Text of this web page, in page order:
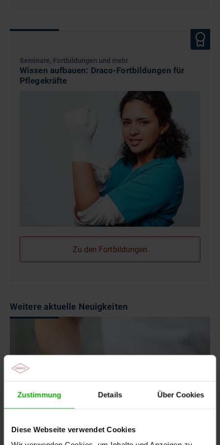
Zustimmung Details Über Cookies
Diese Webseite verwendet Cookies
Seminare, Fortbildungen und mehr
Wissen aufbauen: Draco-Fortbildungen für
Pflegekräfte
Zu den Fortbildungen
Weitere aktuelle Neuigkeiten